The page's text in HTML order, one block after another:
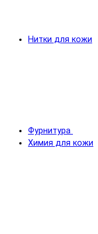
Нитки для кожи
Фурнитура
Химия для кожи